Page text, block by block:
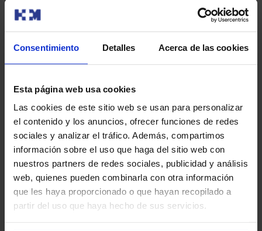
Consentimiento Detalles Acerca de las cookies
Esta página web usa cookies
Las cookies de este sitio web se usan para personalizar
el contenido y los anuncios, ofrecer funciones de redes
sociales y analizar el tráfico. Además, compartimos
información sobre el uso que haga del sitio web con
nuestros partners de redes sociales, publicidad y análisis
web, quienes pueden combinarla con otra información
que les haya proporcionado o que hayan recopilado a
partir del uso que haya hecho de sus servicios.
¿Ten algún risco?
En xeral, é un procedemento seguro, minimamente
invasivo e ben tolerado. Como en calquera
procedemento médico, existen algúns riscos. Os
Sangrado ou hematoma:na maioría dos casos,
resólvese só en poucos días ou semanas. En casos
moi excepcionais, pode existir sangrado activo que
requira cirurxía para resolverse. Este risco é maior se
a paciente toma anticoagulantes ou ten trastornos de
coagulación.
Infección: é pouco común, pero existe a posibilidade